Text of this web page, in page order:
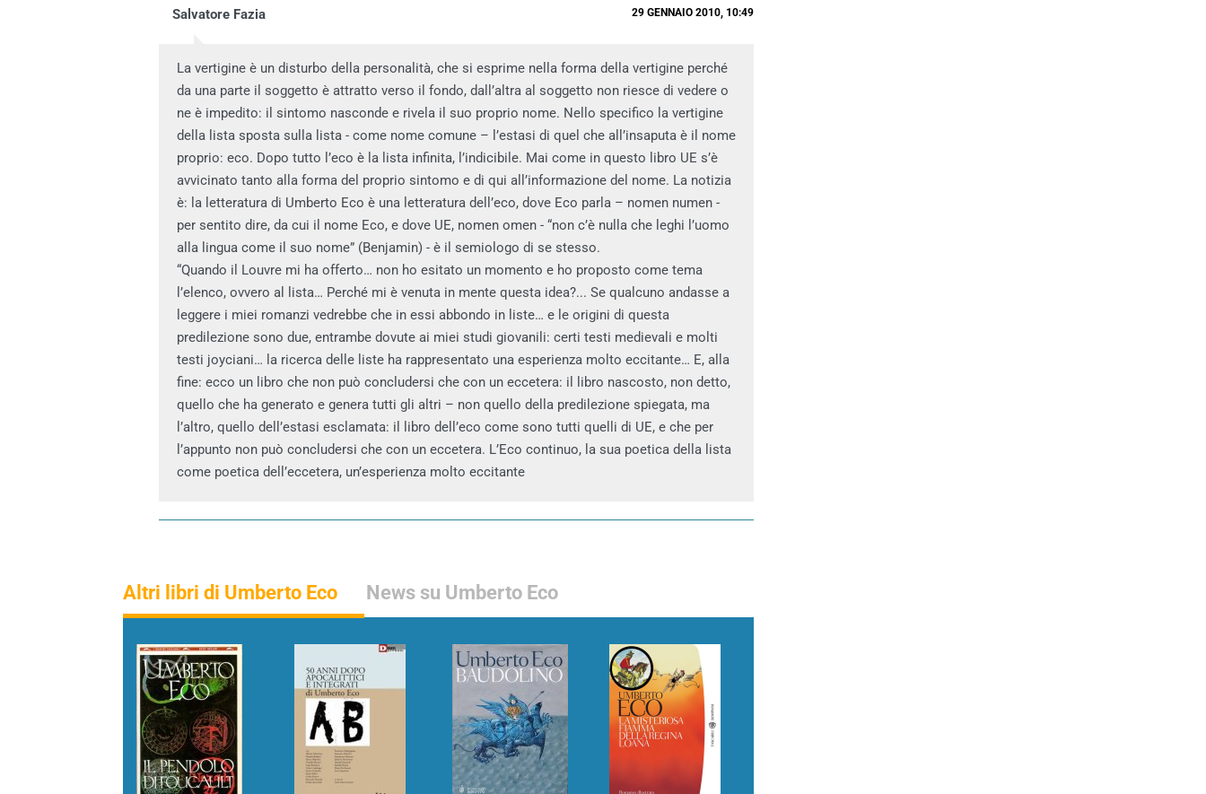
Salvatore Fazia 29 GENNAIO 2010, 10:49
La vertigine è un disturbo della personalità, che si esprime nella forma della vertigine perché
da una parte il soggetto è attratto verso il fondo, dall’altra al soggetto non riesce di vedere o
ne è impedito: il sintomo nasconde e rivela il suo proprio nome. Nello specifico la vertigine
della lista sposta sulla lista - come nome comune – l’estasi di quel che all’insaputa è il nome
proprio: eco. Dopo tutto l’eco è la lista infinita, l’indicibile. Mai come in questo libro UE s’è
avvicinato tanto alla forma del proprio sintomo e di qui all’informazione del nome. La notizia
è: la letteratura di Umberto Eco è una letteratura dell’eco, dove Eco parla – nomen numen -
per sentito dire, da cui il nome Eco, e dove UE, nomen omen - “non c’è nulla che leghi l’uomo
alla lingua come il suo nome” (Benjamin) - è il semiologo di se stesso.
“Quando il Louvre mi ha offerto… non ho esitato un momento e ho proposto come tema
l’elenco, ovvero al lista… Perché mi è venuta in mente questa idea?... Se qualcuno andasse a
leggere i miei romanzi vedrebbe che in essi abbondo in liste… e le origini di questa
predilezione sono due, entrambe dovute ai miei studi giovanili: certi testi medievali e molti
testi joyciani… la ricerca delle liste ha rappresentato una esperienza molto eccitante… E, alla
fine: ecco un libro che non può concludersi che con un eccetera: il libro nascosto, non detto,
quello che ha generato e genera tutti gli altri – non quello della predilezione spiegata, ma
l’altro, quello dell’estasi esclamata: il libro dell’eco come sono tutti quelli di UE, e che per
l’appunto non può concludersi che con un eccetera. L’Eco continuo, la sua poetica della lista
come poetica dell’eccetera, un’esperienza molto eccitante
Altri libri di Umberto Eco News su Umberto Eco